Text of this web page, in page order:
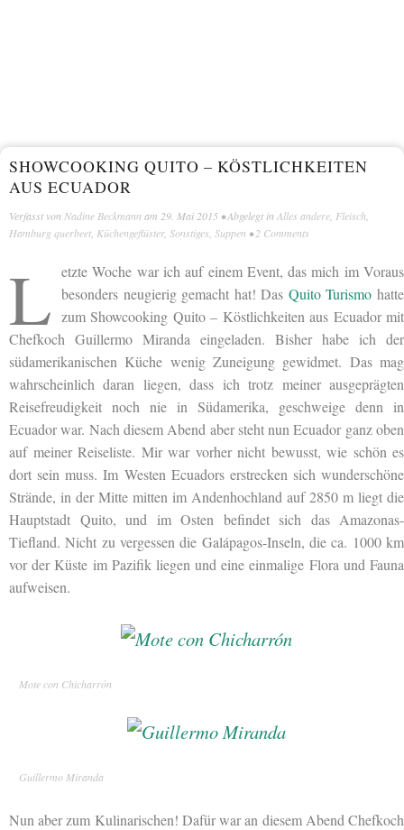
SHOWCOOKING QUITO – KÖSTLICHKEITEN
AUS ECUADOR
Verfasst von Nadine Beckmann am 29. Mai 2015 • Abgelegt in Alles andere Fleisch
Hamburg querbeet Küchengeflüster, Sonstiges Suppen •2 Comments
L etzte Woche war ich auf einem Event, das mich im Voraus
besonders neugierig gemacht hat! Das Quito Turismo hatte
zum Showcooking Quito – Köstlichkeiten aus Ecuador mit
Chefkoch Guillermo Miranda eingeladen. Bisher habe ich der
südamerikanischen Küche wenig Zuneigung gewidmet. Das mag
wahrscheinlich daran liegen, dass ich trotz meiner ausgeprägten
Reisefreudigkeit noch nie in Südamerika, geschweige denn in
Ecuador war. Nach diesem Abend aber steht nun Ecuador ganz oben
auf meiner Reiseliste. Mir war vorher nicht bewusst, wie schön es
dort sein muss. Im Westen Ecuadors erstrecken sich wunderschöne
Strände, in der Mitte mitten im Andenhochland auf 2850 m liegt die
Hauptstadt Quito, und im Osten befindet sich das Amazonas-
Tiefland. Nicht zu vergessen die Galápagos-Inseln, die ca. 1000 km
vor der Küste im Pazifik liegen und eine einmalige Flora und Fauna
aufweisen.
Mote con Chicharrón
Guillermo Miranda
Nun aber zum Kulinarischen! Dafür war an diesem Abend Chefkoch